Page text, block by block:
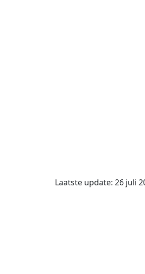
Laatste update: 26 juli